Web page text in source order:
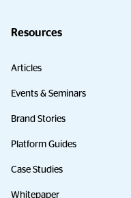
Resources
Articles
Events & Seminars
Brand Stories
Platform Guides
Case Studies
Whitepaper